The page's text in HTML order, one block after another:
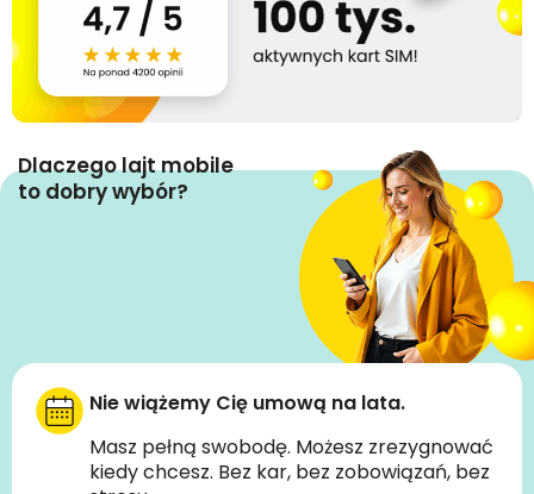
Dlaczego lajt mobile
to dobry wybór?
Nie wiążemy Cię umową na lata.
Masz pełną swobodę. Możesz zrezygnować
kiedy chcesz. Bez kar, bez zobowiązań, bez